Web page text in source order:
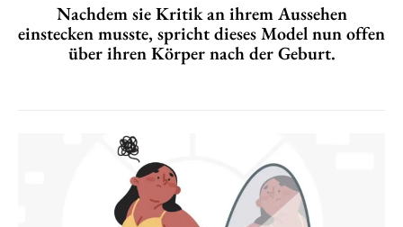
Nachdem sie Kritik an ihrem Aussehen
einstecken musste, spricht dieses Model nun offen
über ihren Körper nach der Geburt.